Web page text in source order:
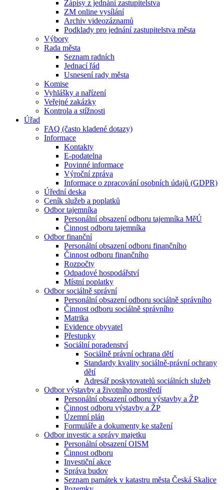
Zápisy z jednání zastupitelstva
ZM online vysílání
Archiv videozáznamů
Podklady pro jednání zastupitelstva města
Výbory
Rada města
Seznam radních
Jednací řád
Usnesení rady města
Komise
Vyhlášky a nařízení
Veřejné zakázky
Kontrola a stížnosti
Úřad
FAQ (často kladené dotazy)
Informace
Kontakty
E-podatelna
Povinné informace
Výroční zpráva
Informace o zpracování osobních údajů (GDPR)
Úřední deska
Ceník služeb a poplatků
Odbor tajemníka
Personální obsazení odboru tajemníka MěÚ
Činnost odboru tajemníka
Odbor finanční
Personální obsazení odboru finančního
Činnost odboru finančního
Rozpočty
Odpadové hospodářství
Místní poplatky
Odbor sociálně správní
Personální obsazení odboru sociálně správního
Činnost odboru sociálně správního
Matrika
Evidence obyvatel
Přestupky
Sociální poradenství
Sociálně právní ochrana dětí
Standardy kvality sociálně-právní ochrany
dětí
Adresář poskytovatelů sociálních služeb
Odbor výstavby a životního prostředí
Personální obsazení odboru výstavby a ŽP
Činnost odboru výstavby a ŽP
Územní plán
Formuláře a dokumenty ke stažení
Odbor investic a správy majetku
Personální obsazení OISM
Činnost odboru
Investiční akce
Správa budov
Seznam památek v katastru města Česká Skalice